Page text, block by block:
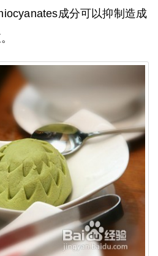
成分可以抑制造成